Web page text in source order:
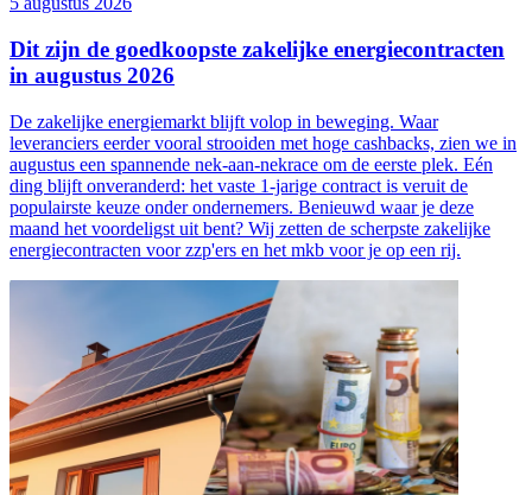
Dit zijn de goedkoopste zakelijke energiecontracten
in augustus 2026
De zakelijke energiemarkt blijft volop in beweging. Waar
leveranciers eerder vooral strooiden met hoge cashbacks, zien we in
augustus een spannende nek-aan-nekrace om de eerste plek. Eén
ding blijft onveranderd: het vaste 1-jarige contract is veruit de
populairste keuze onder ondernemers. Benieuwd waar je deze
maand het voordeligst uit bent? Wij zetten de scherpste zakelijke
energiecontracten voor zzp'ers en het mkb voor je op een rij.